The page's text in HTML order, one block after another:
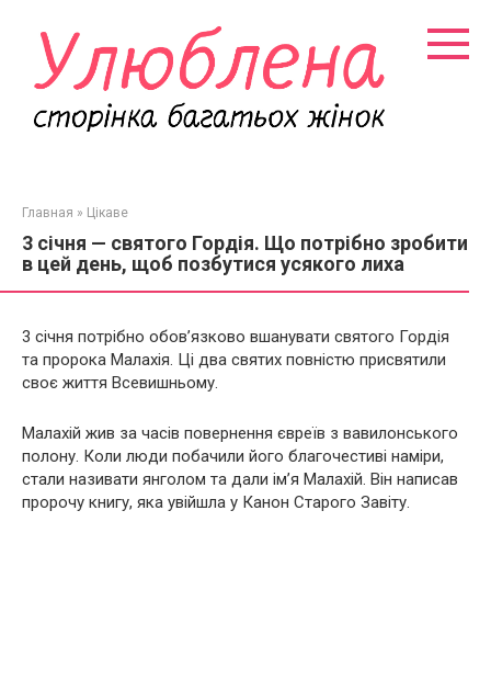
контенту
Главная » Цікаве
3 січня — святого Гордія. Що потрібно зробити
в цей день, щоб позбутися усякого лиха
3 січня потрібно обов’язково вшанувати святого Гордія
та пророка Малахія. Ці два святих повністю присвятили
своє життя Всевишньому.
Малахій жив за часів повернення євреїв з вавилонського
полону. Коли люди побачили його благочестиві наміри,
стали називати янголом та дали ім’я Малахій. Він написав
пророчу книгу, яка увійшла у Канон Старого Завіту.